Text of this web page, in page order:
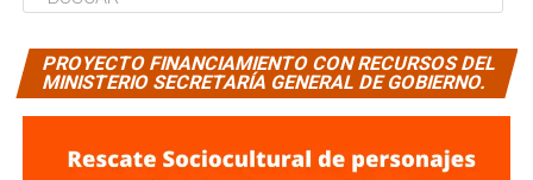
PROYECTO FINANCIAMIENTO CON RECURSOS DEL
MINISTERIO SECRETARÍA GENERAL DE GOBIERNO.